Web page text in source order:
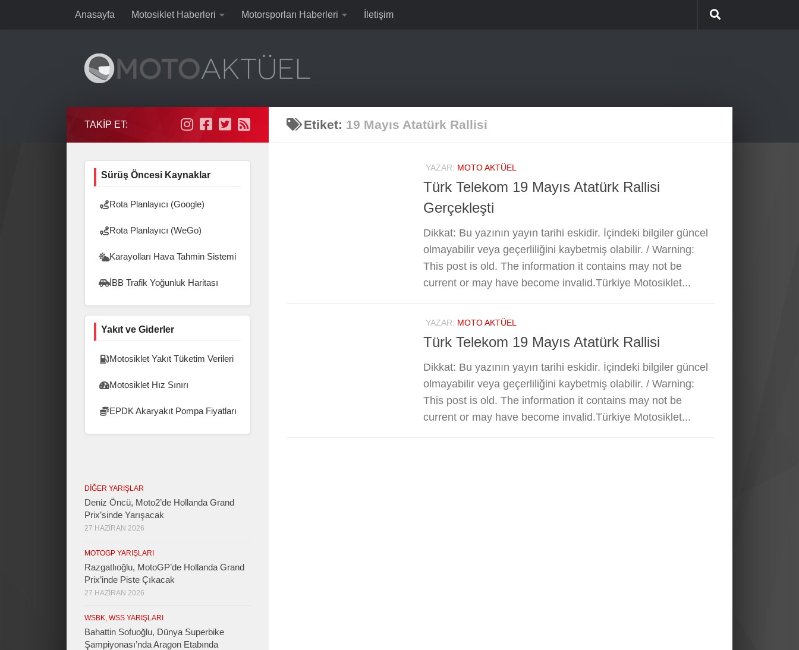
Skip to contentAnasayfa Motosiklet Haberleri Motorsporları Haberleri İletişim
Etiket: 19 Mayıs Atatürk Rallisi
YAZAR: MOTO AKTÜEL
Türk Telekom 19 Mayıs Atatürk Rallisi
Gerçekleşti
Dikkat: Bu yazının yayın tarihi eskidir. İçindeki bilgiler güncel
olmayabilir veya geçerliliğini kaybetmiş olabilir. / Warning:
This post is old. The information it contains may not be
current or may have become invalid.Türkiye Motosiklet...
YAZAR: MOTO AKTÜEL
Türk Telekom 19 Mayıs Atatürk Rallisi
Dikkat: Bu yazının yayın tarihi eskidir. İçindeki bilgiler güncel
olmayabilir veya geçerliliğini kaybetmiş olabilir. / Warning:
This post is old. The information it contains may not be
current or may have become invalid.Türkiye Motosiklet...
TAKIP ET:
Sürüş Öncesi Kaynaklar
Rota Planlayıcı (Google)
Rota Planlayıcı (WeGo)
Karayolları Hava Tahmin Sistemi
İBB Trafik Yoğunluk Haritası
Yakıt ve Giderler
Motosiklet Yakıt Tüketim Verileri
Motosiklet Hız Sınırı
EPDK Akaryakıt Pompa Fiyatları
DIĞER YARIŞLAR
Deniz Öncü, Moto2’de Hollanda Grand
Prix’sinde Yarışacak
27 HAZIRAN 2026
MOTOGP YARIŞLARI
Razgatlıoğlu, MotoGP’de Hollanda Grand
Prix’inde Piste Çıkacak
27 HAZIRAN 2026
WSBK, WSS YARIŞLARI
Bahattin Sofuoğlu, Dünya Superbike
Şampiyonası’nda Aragon Etabında